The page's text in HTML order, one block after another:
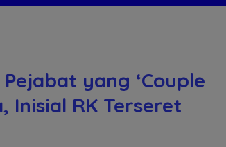
yang ‘Couple
Inisial RK Terseret